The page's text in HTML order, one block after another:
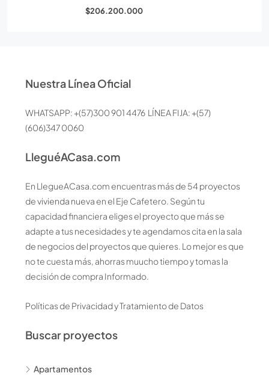
$206.200.000
Nuestra Línea Oficial
WHATSAPP: +(57)300 901 4476 LÍNEA FIJA: +(57)
(606)347 0060
LleguéACasa.com
En LlegueACasa.com encuentras más de 54 proyectos
de vivienda nueva en el Eje Cafetero. Según tu
capacidad financiera eliges el proyecto que más se
adapte a tus necesidades y te agendamos cita en la sala
de negocios del proyectos que quieres. Lo mejor es que
no te cuesta más, ahorras muucho tiempo y tomas la
decisión de compra Informado.
Políticas de Privacidad y Tratamiento de Datos
Buscar proyectos
Apartamentos